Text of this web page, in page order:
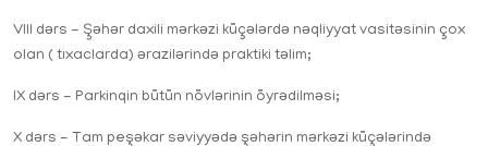
VIII dərs - Şəhər daxili mərkəzi küçələrdə nəqliyyat vasitəsinin çox
olan ( tıxaclarda) ərazilərində praktiki təlim;
IX dərs - Parkinqin bütün növlərinin öyrədilməsi;
X dərs - Tam peşəkar səviyyədə şəhərin mərkəzi küçələrində